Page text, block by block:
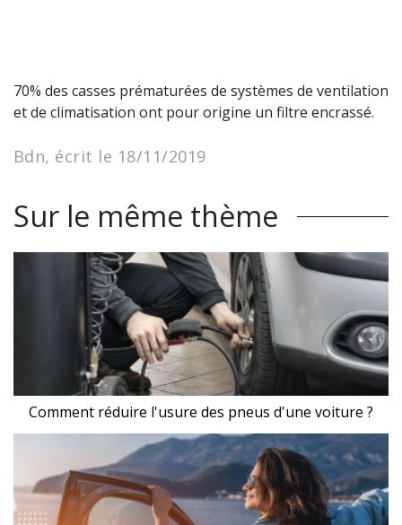
70% des casses prématurées de systèmes de ventilation
et de climatisation ont pour origine un filtre encrassé.
Bdn, écrit le 18/11/2019
Sur le même thème
Comment réduire l'usure des pneus d'une voiture ?